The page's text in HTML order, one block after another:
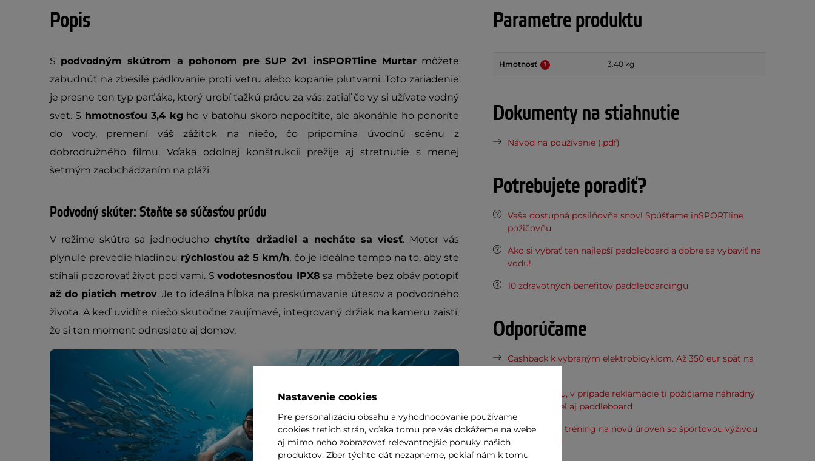
Popis
S podvodným skútrom a pohonom pre SUP 2v1 inSPORTline Murtarmôžete
zabudnúť na zbesilé pádlovanie proti vetru alebo kopanie plutvami. Toto zariadenie
je presne ten typ parťáka, ktorý urobí ťažkú prácu za vás, zatiaľ čo vy si užívate vodný
svet. S hmotnosťou 3,4 kg ho v batohu skoro nepocítite, ale akonáhle ho ponoríte
do vody, premení váš zážitok na niečo, čo pripomína úvodnú scénu z
dobrodružného filmu. Vďaka odolnej konštrukcii prežije aj stretnutie s menej
šetrným zaobchádzaním na pláži.
Podvodný skúter: Staňte sa súčasťou prúdu
V režime skútra sa jednoduchochytíte držadiel a necháte sa viesť. Motor vás
plynule prevedie hladinou rýchlosťou až 5 km/h, čo je ideálne tempo na to, aby ste
stíhali pozorovať život pod vami. S vodotesnosťou IPX8 sa môžete bez obáv potopiť
až do piatich metrov. Je to ideálna hĺbka na preskúmavanie útesov a podvodného
života. A keď uvidíte niečo skutočne zaujímavé, integrovaný držiak na kameru zaistí,
že si ten moment odnesiete aj domov.
Parametre produktu
Hmotnosť 3.40 kg
Dokumenty na stiahnutie
Návod na používanie (.pdf)
Potrebujete poradiť?
Vaša dostupná posilňovňa snov! Spúšťame inSPORTline
požičovňu
Ako si vybrať ten najlepší paddleboard a dobre sa vybaviť na
vodu!
10 zdravotných benefitov paddleboardingu
Odporúčame
Cashback k vybraným elektrobicyklom. Až 350 eur späť na
Nevešaj hlavu, v prípade reklamácie ti požičiame náhradný
elektrobicykel aj paddleboard
Posuňte svoj tréning na novú úroveň so športovou výživou
inSPORTline!
Nastavenie cookies
Pre personalizáciu obsahu a vyhodnocovanie používame
cookies tretích strán, vďaka tomu pre vás dokážeme na webe
aj mimo neho zobrazovať relevantnejšie ponuky našich
produktov. Zber týchto dát nezapneme, pokiaľ nám k tomu